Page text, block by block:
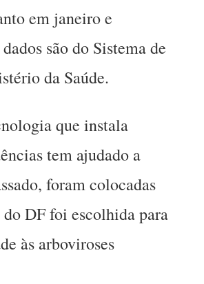
em janeiro e
são do Sistema de
da Saúde.
que instala
tem ajudado a
foram colocadas
DF foi escolhida para
às arboviroses